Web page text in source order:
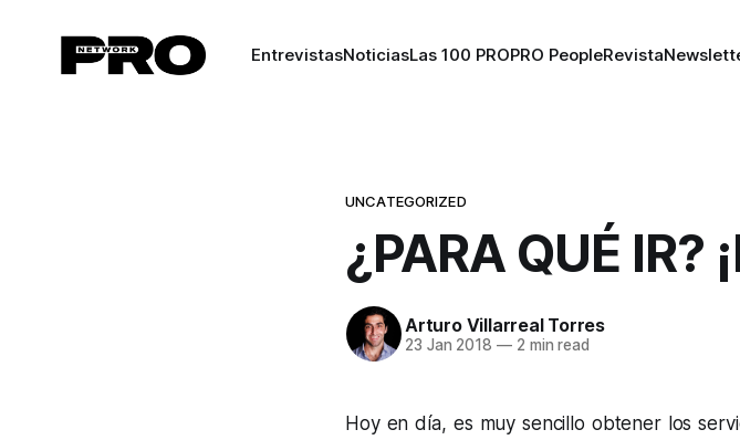
EntrevistasNoticiasLas 100 PROPRO PeopleRevista
UNCATEGORIZED
¿PARA QUÉ IR?
Arturo Villarreal Torres
23 Jan 2018 —2 min read
Hoy en día, es muy sencillo obtener los